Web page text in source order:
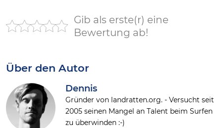
Gib als erste(r) eine
Bewertung ab!
Über den Autor
Dennis
Gründer von landratten.org. - Versucht seit
2005 seinen Mangel an Talent beim Surfen
zu überwinden :-)